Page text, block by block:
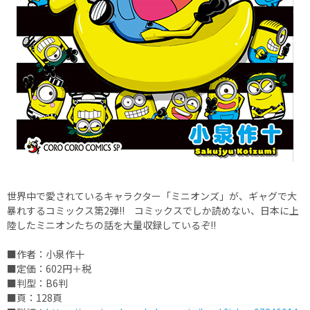
世界中で愛されているキャラクター「ミニオンズ」が、ギャグで大
暴れするコミックス第2弾!! コミックスでしか読めない、日本に上
陸したミニオンたちの話を大量収録しているぞ!!
■作者：小泉作十
■定価：602円＋税
■判型：B6判
■頁：128頁